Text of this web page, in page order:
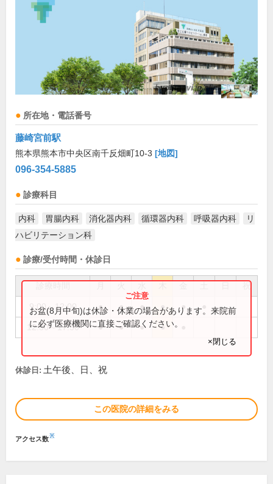
所在地・電話番号
藤崎宮前駅
熊本県熊本市中央区南千反畑町10-3 [地図]
096-354-5885
診療科目
内科 胃腸内科 消化器内科 循環器内科 呼吸器内科
リ
ハビリテーション科
診療/受付時間・休診日
祝
9:00～12:00 ● ● ● ● ●
12:30～17:30 ● ● ● ●
お盆(8月中旬)は休診・休業の場合があります。来院前
に必ず医療機関に直接ご確認ください。
×閉じる
休診日: 土午後、日、祝
この医院の詳細をみる
アクセス数※